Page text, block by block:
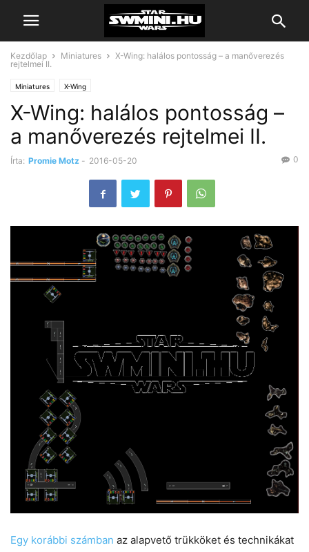
Kezdőlap Miniatures
X-Wing: halálos pontosság – a manőverezés
rejtelmei II.
Miniatures X-Wing
X-Wing: halálos pontosság –
a manőverezés rejtelmei II.
Írta: Promie Motz - 2016-05-20 0
Egy korábbi számban az alapvető trükköket és technikákat